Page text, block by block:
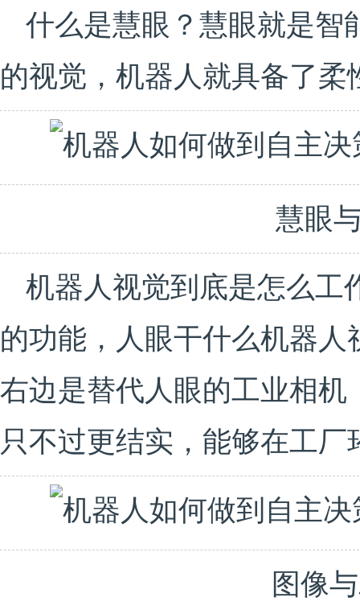
什么是慧眼？慧眼就是智
的视觉，机器人就具备了柔
慧眼
机器人视觉到底是怎么工
的功能，人眼干什么机器
右边是替代人眼的工业相
只不过更结实，能够在工厂
图像